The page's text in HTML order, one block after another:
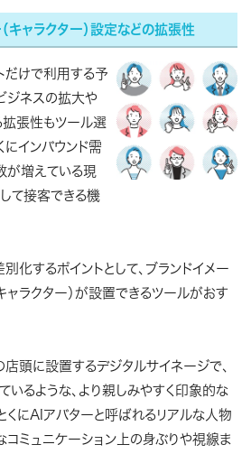
キャラクター）設定などの拡張性
けで利用する予
ジネスの拡大や
張性もツール選
にインバウンド需
が増えている現
て接客できる機
化するポイントとして、ブランドイメー
ャラクター）が設置できるツールがおす
頭に設置するデジタルサイネージで、
いるような、より親しみやすく印象的な
くにAIアバターと呼ばれるリアルな人物
コミュニケーション上の身ぶりや視線ま